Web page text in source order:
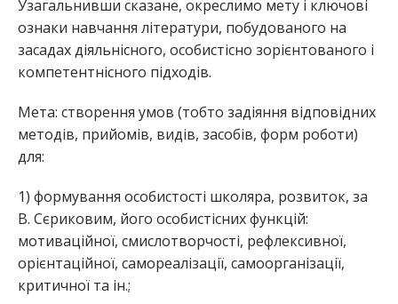
Узагальнивши сказане, окреслимо мету і ключові
ознаки навчання літератури, побудованого на
засадах діяльнісного, особистісно зорієнтованого і
компетентнісного підходів.
Мета: створення умов (тобто задіяння відповідних
методів, прийомів, видів, засобів, форм роботи)
для:
1) формування особистості школяра, розвиток, за
В. Сєриковим, його особистісних функцій:
мотиваційної, смислотворчості, рефлексивної,
орієнтаційної, самореалізації, самоорганізації,
критичної та ін.;